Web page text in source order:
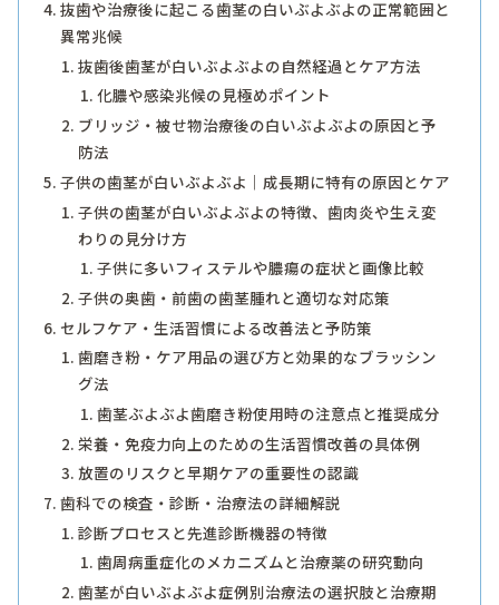
抜歯や治療後に起こる歯茎の白いぶよぶよの正常範囲と
異常兆候
抜歯後歯茎が白いぶよぶよの自然経過とケア方法
化膿や感染兆候の見極めポイント
ブリッジ・被せ物治療後の白いぶよぶよの原因と予
防法
子供の歯茎が白いぶよぶよ｜成長期に特有の原因とケア
子供の歯茎が白いぶよぶよの特徴、歯肉炎や生え変
わりの見分け方
子供に多いフィステルや膿瘍の症状と画像比較
子供の奥歯・前歯の歯茎腫れと適切な対応策
セルフケア・生活習慣による改善法と予防策
歯磨き粉・ケア用品の選び方と効果的なブラッシン
グ法
歯茎ぶよぶよ歯磨き粉使用時の注意点と推奨成分
栄養・免疫力向上のための生活習慣改善の具体例
放置のリスクと早期ケアの重要性の認識
歯科での検査・診断・治療法の詳細解説
診断プロセスと先進診断機器の特徴
歯周病重症化のメカニズムと治療薬の研究動向
歯茎が白いぶよぶよ症例別治療法の選択肢と治療期